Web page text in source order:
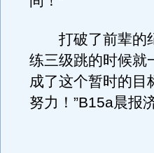
打破了前辈的纪
练三级跳的时候就
成了这个暂时的目
努力！”B15a晨报